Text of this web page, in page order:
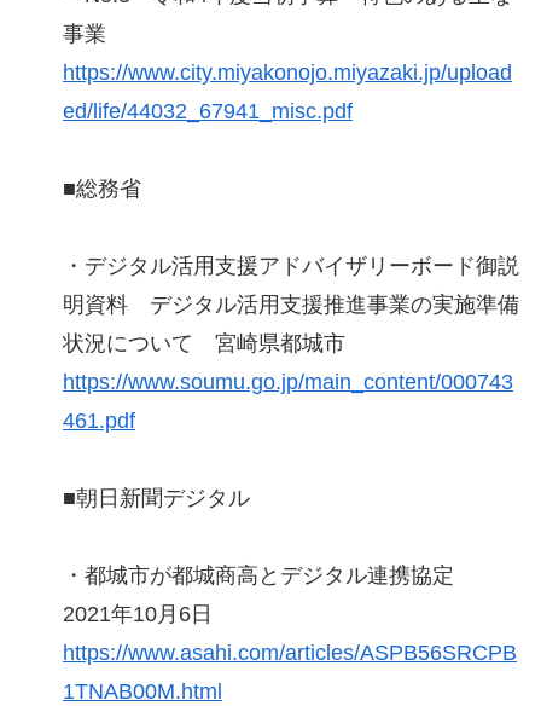
事業
https://www.city.miyakonojo.miyazaki.jp/upload
ed/life/44032_67941_misc.pdf
■総務省
・デジタル活用支援アドバイザリーボード御説
明資料 デジタル活用支援推進事業の実施準備
状況について 宮崎県都城市
https://www.soumu.go.jp/main_content/000743
461.pdf
■朝日新聞デジタル
・都城市が都城商高とデジタル連携協定
2021年10月6日
https://www.asahi.com/articles/ASPB56SRCPB
1TNAB00M.html